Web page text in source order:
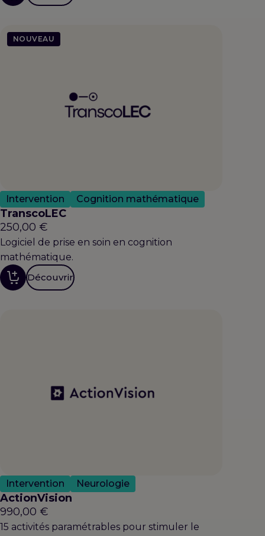
NOUVEAU
Intervention Cognition mathématique
TranscoLEC
250,00 €
Logiciel de prise en soin en cognition
mathématique.
Découvrir
Intervention Neurologie
ActionVision
990,00 €
15 activités paramétrables pour stimuler le